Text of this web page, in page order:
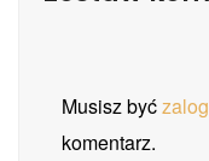
Musisz być
komentarz.